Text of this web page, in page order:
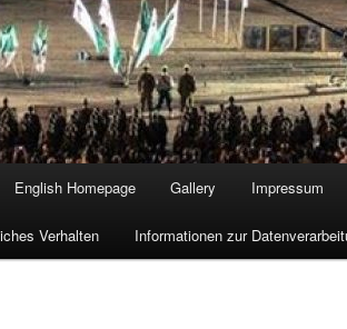
English Homepage Gallery Impressum
Verhalten Informationen zur